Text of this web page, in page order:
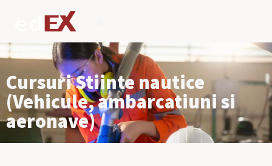
Cursuri Stiinte nautice
(Vehicule, ambarcatiuni si
aeronave)